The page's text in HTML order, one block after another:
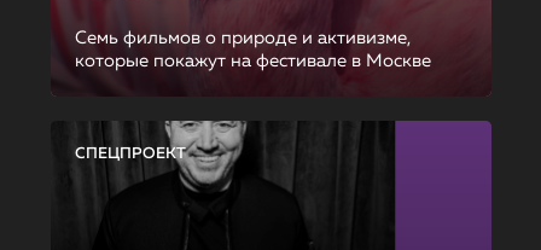
Семь фильмов о природе и активизме,
которые покажут на фестивале в Москве
СПЕЦПРОЕКТ